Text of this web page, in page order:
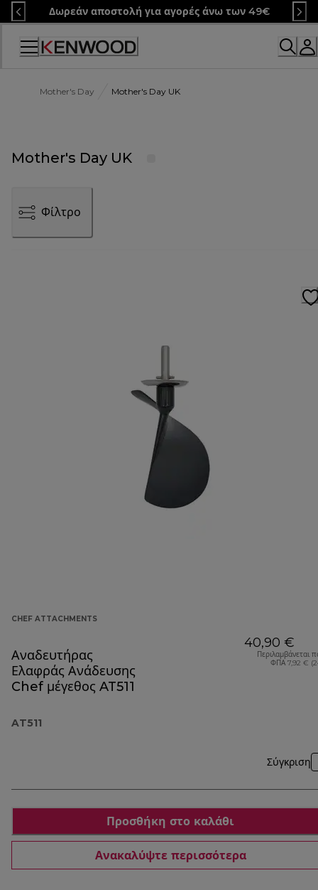
Skip
to
Content
Δωρεάν αποστολή για αγορές άνω των 49€
Mother's Day Mother's Day UK
Mother's Day UK
Φίλτρο
CHEF ATTACHMENTS
Αναδευτήρας
Ελαφράς Ανάδευσης
Chef μέγεθος AT511
AT511
40,90 €
Περιλαμβάνεται
ΦΠΑ 7,92 €
Σύγκριση
Προσθήκη στο καλάθι
Ανακαλύψτε περισσότερα